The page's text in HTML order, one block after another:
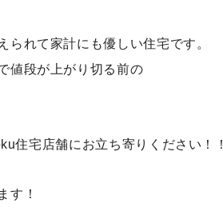
れて家計にも優しい住宅です。
値段が上がり切る前の
住宅店舗にお立ち寄りください！！
す！